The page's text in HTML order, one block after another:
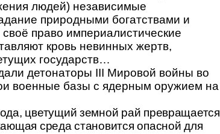
людей) независимые
природными богатствами и
право империалистические
кровь невинных жертв,
государств…
детонаторы III Мировой войны во
военные базы с ядерным оружием на
цветущий земной рай превращается
среда становится опасной для